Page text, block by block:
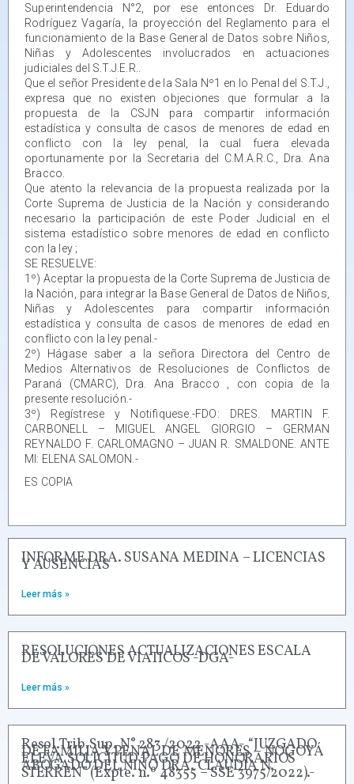
Superintendencia N°2, por ese entonces Dr. Eduardo
Rodríguez Vagaría, la proyección del Reglamento para el
funcionamiento de la Base General de Datos sobre Niños,
Niñas y Adolescentes involucrados en actuaciones
judiciales del S.T.J.E.R..
Que el señor Presidente de la Sala Nº1 en lo Penal del S.T.J.,
expresa que no existen objeciones que formular a la
propuesta de la CSJN para compartir información
estadística y consulta de casos de menores de edad en
conflicto con la ley penal, la cual fuera elevada
oportunamente por la Secretaria del C.M.A.R.C., Dra. Ana
Bracco.
Que atento la relevancia de la propuesta realizada por la
Corte Suprema de Justicia de la Nación y considerando
necesario la participación de este Poder Judicial en el
sistema estadístico sobre menores de edad en conflicto
con la ley ;
SE RESUELVE:
1º) Aceptar la propuesta de la Corte Suprema de Justicia de
la Nación, para integrar la Base General de Datos de Niños,
Niñas y Adolescentes para compartir información
estadística y consulta de casos de menores de edad en
conflicto con la ley penal.-
2º) Hágase saber a la señora Directora del Centro de
Medios Alternativos de Resoluciones de Conflictos de
Paraná (CMARC), Dra. Ana Bracco , con copia de la
presente resolución.-
3º) Regístrese y Notifìquese.-FDO: DRES. MARTIN F.
CARBONELL – MIGUEL ANGEL GIORGIO – GERMAN
REYNALDO F. CARLOMAGNO – JUAN R. SMALDONE. ANTE
MI: ELENA SALOMON.-
ES COPIA
INFORME DRA. SUSANA MEDINA – LICENCIAS
Y AUSENCIAS
Leer más »
RESOLUCIONES ACTUALIZACIONES ESCALA
DE VALORES DE VIATICOS -DGA-
Leer más »
Resol.Trib.Sup. N° 283 /2022 -AAA- “JUZGADO
DE FAMILIA Y PENAL DE MENORES – NOGOYÁ
ELEVA SOLICITUD PAGO DE HONORARIOS
ABOGADO DEL NIÑO DRA. CLAUDIA N.
STERREN” (Expte. n.º 48355 – SSE 3975/2022).-